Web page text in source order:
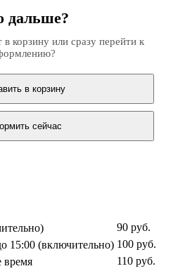
дальше?
корзину или сразу перейти к
в корзину
сейчас
90 руб.
15:00 (включительно) 100 руб.
время
110 руб.